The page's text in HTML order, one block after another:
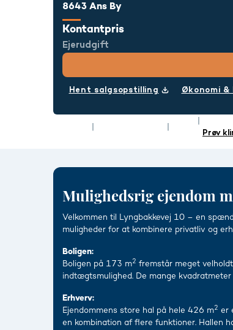
8643 Ans By
Kontantpris
Ejerudgift
Hent salgsopstilling Økonomi &
Prøv
Mulighedsrig ejendom
Velkommen til Lyngbakkevej 10 – en
muligheder for at kombinere privatliv og
Boligen:
Boligen på 173 m2 fremstår meget
indtægtsmulighed. De mange
Erhverv:
Ejendommens store hal på hele 426 m2 er
en kombination af flere funktioner. Hallen